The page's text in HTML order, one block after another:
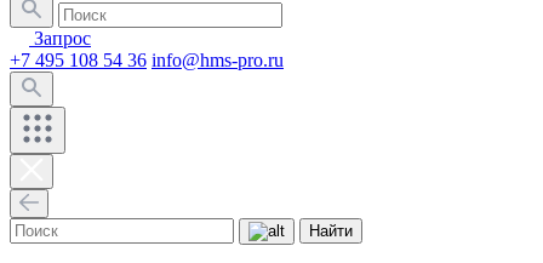
Запрос
+7 495 108 54 36 info@hms-pro.ru
Найти